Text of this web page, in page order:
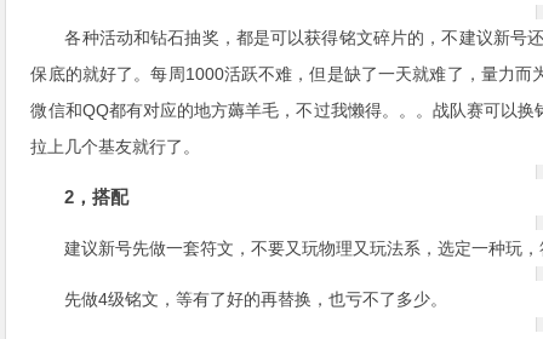
各种活动和钻石抽奖，都是可以获得铭文碎片的，不建议新号
保底的就好了。每周1000活跃不难，但是缺了一天就难了，量力
微信和QQ都有对应的地方薅羊毛，不过我懒得。。。战队赛可以
拉上几个基友就行了。
2，搭配
建议新号先做一套符文，不要又玩物理又玩法系，选定一种玩
先做4级铭文，等有了好的再替换，也亏不了多少。